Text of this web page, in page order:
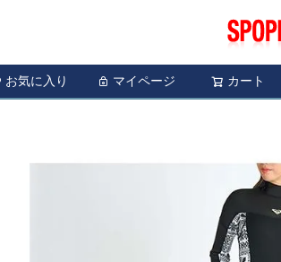
お気に入り マイページ カート